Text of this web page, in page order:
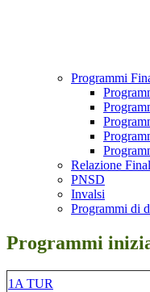
Programmi
Relazione
PNSD
Invalsi
Programmi di
Programmi
1A TUR